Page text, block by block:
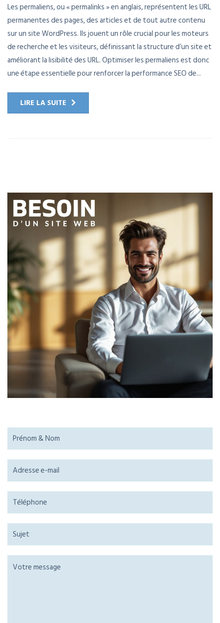
Les permaliens, ou « permalinks » en anglais, représentent les URL
permanentes des pages, des articles et de tout autre contenu
sur un site WordPress. Ils jouent un rôle crucial pour les moteurs
de recherche et les visiteurs, définissant la structure d’un site et
améliorant la lisibilité des URL. Optimiser les permaliens est donc
une étape essentielle pour renforcer la performance SEO de...
LIRE LA SUITE